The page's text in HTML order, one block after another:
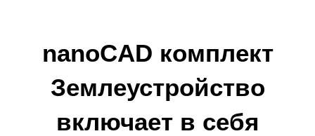
nanoCAD комплект
Землеустройство
включает в себя